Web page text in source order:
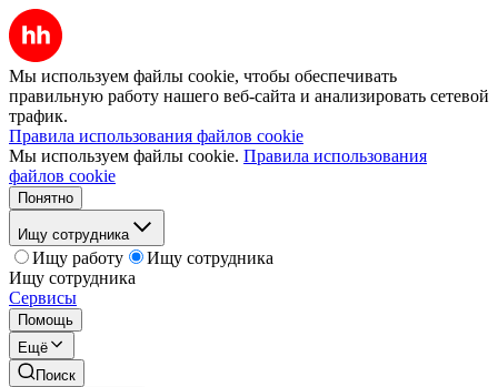
Мы используем файлы cookie, чтобы обеспечивать
правильную работу нашего веб-сайта и анализировать сетевой
трафик.
Правила использования файлов cookie
Мы используем файлы cookie. Правила использования
файлов cookie
Понятно
Ищу сотрудника
Ищу работу
Ищу сотрудника
Ищу сотрудника
Сервисы
Помощь
Ещё
Поиск